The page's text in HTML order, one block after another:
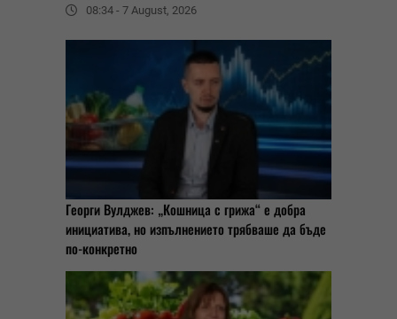
08:34 - 7 August, 2026
Георги Вулджев: „Кошница с грижа“ е добра
инициатива, но изпълнението трябваше да бъде
по-конкретно